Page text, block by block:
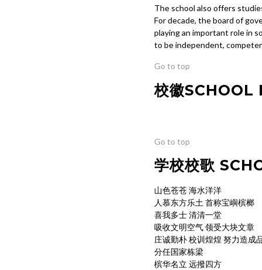
The school also offers
For decade, the board of
playing an important role in
to be independent,
Go to top
校徽SCHOOL
Go to top
学校校歌
山色苍苍 海水洋洋
人慕东方乐土 首称宝嶼槟榔
喜我多士 清清一堂
吸收文明空气 领受大块文章
庄诚勤朴 校训煌煌 努力造成
分任国家栋梁
槟华名立 远撥四方